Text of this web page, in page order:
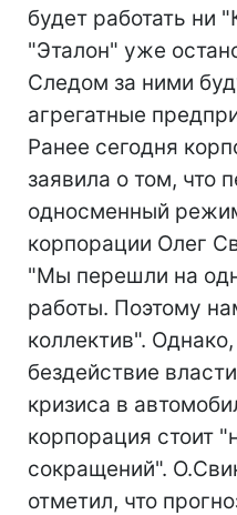
будет работать ни
"Эталон" уже
Следом за ними
агрегатные
Ранее сегодня
заявила о том, что
односменный
корпорации Олег
"Мы перешли на
работы. Поэтому
коллектив".
бездействие
кризиса в
корпорация стоит
сокращений".
отметил, что